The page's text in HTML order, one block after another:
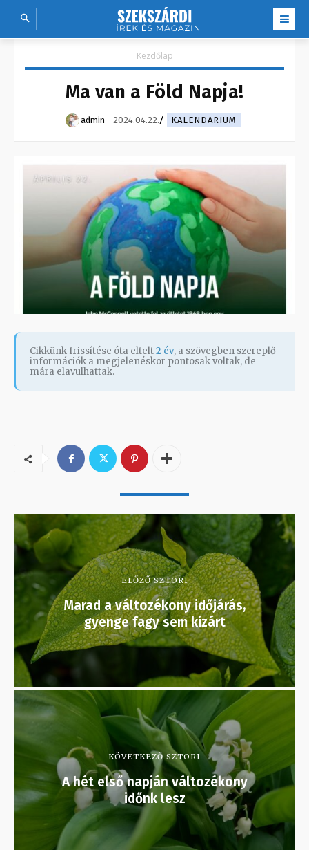
Kezdőlap
Ma van a Föld Napja!
admin - 2024.04.22. KALENDARIUM
Cikkünk frissítése óta eltelt2 év, a szövegben szereplő
információk a megjelenéskor pontosak voltak, de
mára elavulhattak.
ELŐZŐ SZTORI
Marad a változékony időjárás,
gyenge fagy sem kizárt
KÖVETKEZŐ SZTORI
A hét első napján változékony
időnk lesz